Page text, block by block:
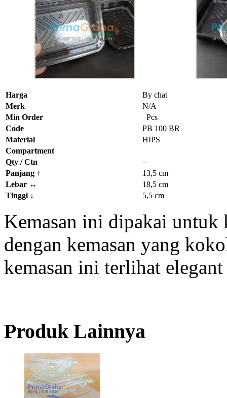
Harga
By chat
Merk
N/A
Min Order
Pcs
Code
PB 100 BR
Material
HIPS
Compartment
Qty / Ctn
–
Panjang ↑
13,5 cm
Lebar ↔
18,5 cm
Tinggi ↓ 5,5 cm
Kemasan ini dipakai untuk
dengan kemasan yang
kemasan ini terlihat elegant
Produk Lainnya